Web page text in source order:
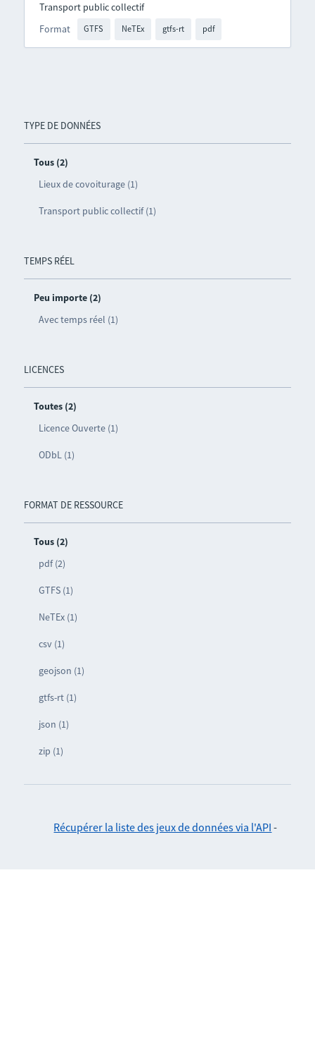
TYPE DE DONNÉES
Tous (2)
Lieux de covoiturage (1)
Transport public collectif (1)
TEMPS RÉEL
Peu importe (2)
Avec temps réel (1)
LICENCES
Toutes (2)
Licence Ouverte (1)
ODbL (1)
FORMAT DE RESSOURCE
Tous (2)
pdf (2)
GTFS (1)
NeTEx (1)
csv (1)
geojson (1)
gtfs-rt (1)
json (1)
zip (1)
Format GTFS NeTEx gtfs-rt pdf
Transport public collectif
Récupérer la liste des jeux de données via l'API -